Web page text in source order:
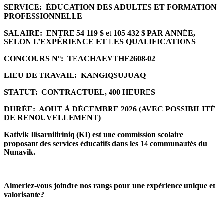
SERVICE: ÉDUCATION DES ADULTES ET FORMATION
PROFESSIONNELLE
SALAIRE: ENTRE 54 119 $ et 105 432 $ PAR ANNÉE,
SELON L’EXPÉRIENCE ET LES QUALIFICATIONS
CONCOURS N°: TEACHAEVTHF2608-02
LIEU DE TRAVAIL: KANGIQSUJUAQ
STATUT: CONTRACTUEL, 400 HEURES
DURÉE: AOUT À DÉCEMBRE 2026 (AVEC POSSIBILITÉ
DE RENOUVELLEMENT)
Kativik Ilisarniliriniq (KI) est une commission scolaire
proposant des services éducatifs dans les 14 communautés du
Nunavik.
Aimeriez-vous joindre nos rangs pour une expérience unique et
valorisante?